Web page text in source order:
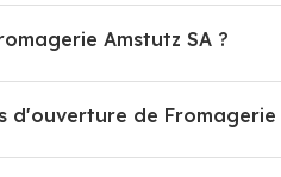
Amstutz SA ?
d'ouverture de Fromagerie